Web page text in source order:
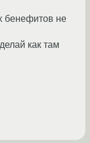
бенефитов не
как там